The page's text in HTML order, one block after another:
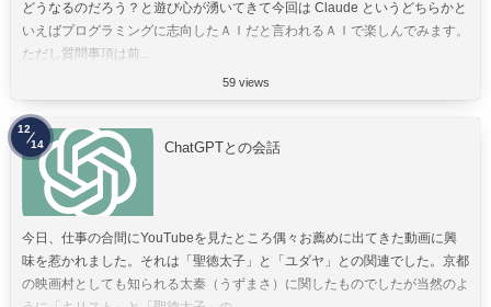
どうなるのだろう？と遊び心が湧いてきて今回は Claude というどちらかと
いえばプログラミングに志向したＡＩだと言われるＡＩで楽しんでみます。
ただし質問事項は前...
59 views
ChatGPTとの会話
今日、仕事の合間にYouTubeを見たところ偶々お薦めに出てきた動画に興
味を惹かれました。それは「聖徳太子」と「ユダヤ」との関連でした。京都
の映画村としても知られる太秦（うずまさ）に関したものでしたが当然のよ
12
14